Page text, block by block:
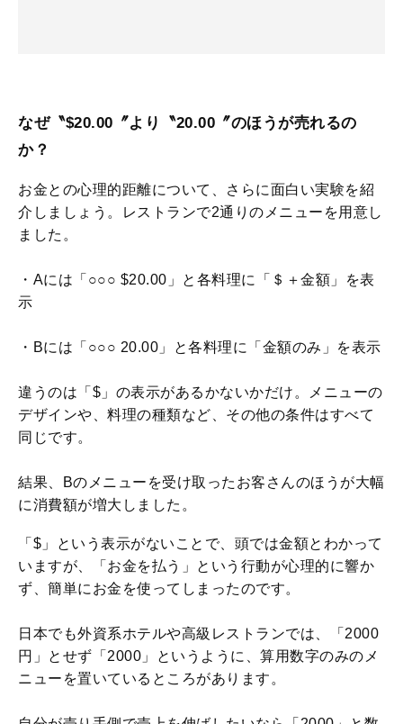
なぜ〝$20.00〞より〝20.00〞のほうが売れるの
か？
お金との心理的距離について、さらに面白い実験を紹
介しましょう。レストランで2通りのメニューを用意し
ました。
・Aには「○○○ $20.00」と各料理に「＄＋金額」を表
示
・Bには「○○○ 20.00」と各料理に「金額のみ」を表示
違うのは「$」の表示があるかないかだけ。メニューの
デザインや、料理の種類など、その他の条件はすべて
同じです。
結果、Bのメニューを受け取ったお客さんのほうが大幅
に消費額が増大しました。
「$」という表示がないことで、頭では金額とわかって
いますが、「お金を払う」という行動が心理的に響か
ず、簡単にお金を使ってしまったのです。
日本でも外資系ホテルや高級レストランでは、「2000
円」とせず「2000」というように、算用数字のみのメ
ニューを置いているところがあります。